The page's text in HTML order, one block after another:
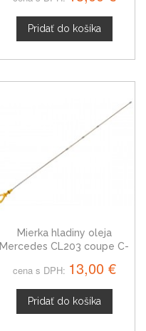
Pridať do košíka
Mierka hladiny oleja
Mercedes CL203 coupe C-
cena s DPH: 13,00 €
Pridať do košíka